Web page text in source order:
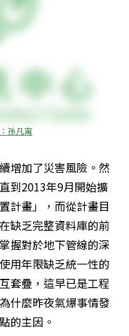
孫凡甯
增加了災害風險。然
到2013年9月開始擴
計畫」，而從計畫目
缺乏完整資料庫的前
握對於地下管線的深
用年限缺乏統一性的
套疊，這早已是工程
什麼昨夜氣爆事情發
的主因。